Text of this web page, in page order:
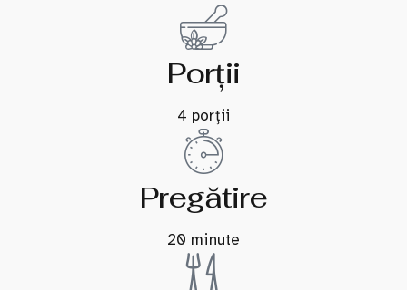
Porții
4 porții
Pregătire
20 minute